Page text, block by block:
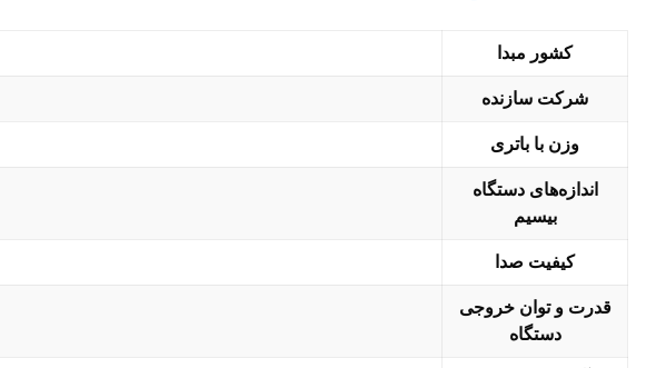
کشور مبدا
شرکت سازنده
وزن با باتری
اندازه‌های دستگاه
بیسیم
کیفیت صدا
قدرت و توان خروجی
دستگاه